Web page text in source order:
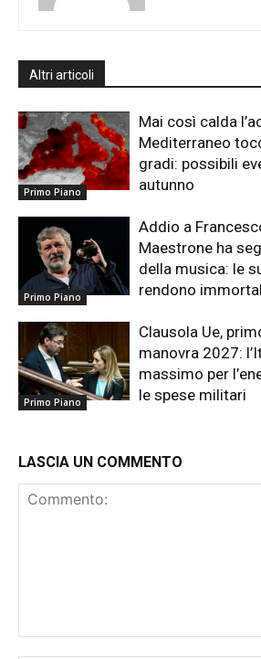
Altri articoli
Primo Piano
Mai così calda
Mediterraneo
gradi: possibili
autunno
Primo Piano
Addio a
Maestrone ha
della musica: le
rendono
Primo Piano
Clausola Ue,
manovra 2027:
massimo per
le spese militari
LASCIA UN COMMENTO